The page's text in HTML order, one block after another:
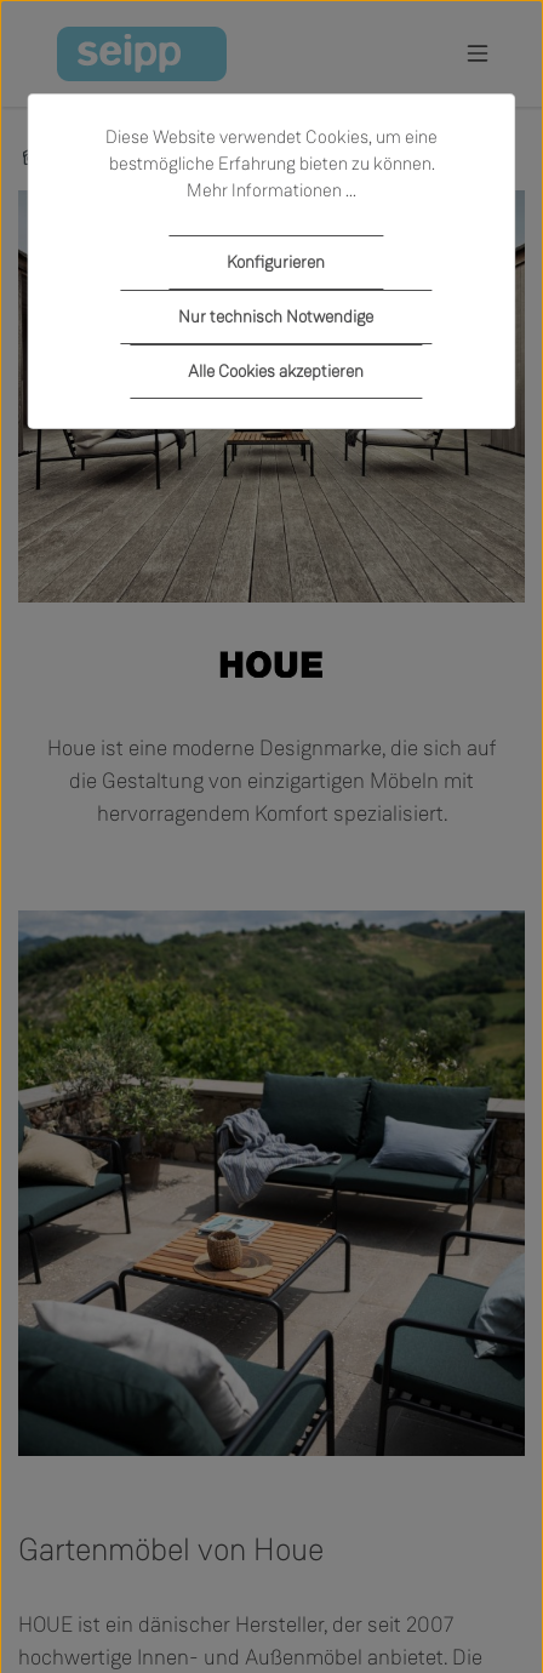
Zum Hauptinhalt springen
Houe
Houe ist eine moderne Designmarke, die sich auf
die Gestaltung von einzigartigen Möbeln mit
hervorragendem Komfort spezialisiert.
Gartenmöbel von Houe
HOUE ist ein dänischer Hersteller, der seit 2007
hochwertige Innen- und Außenmöbel anbietet. Die
Diese Website verwendet Cookies, um eine
bestmögliche Erfahrung bieten zu können.
Mehr Informationen ...
Nur technisch Notwendige
Konfigurieren
Alle Cookies akzeptieren